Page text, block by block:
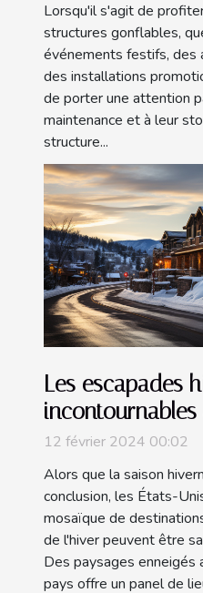
Lorsqu'il s'agit de
structures gonflables,
événements festifs, des
des installations
de porter une attention
maintenance et à leur
structure...
Les escapades
Où profiter au
l'hiver ?
12 février 2024 00:02
Alors que la saison
conclusion, les États-
mosaïque de
de l'hiver peuvent être
Des paysages enneigés
pays offre un panel de